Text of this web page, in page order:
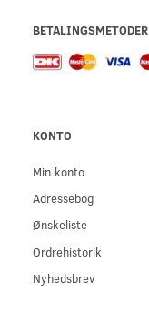
BETALINGSMETODER
KONTO
Min konto
Adressebog
Ønskeliste
Ordrehistorik
Nyhedsbrev